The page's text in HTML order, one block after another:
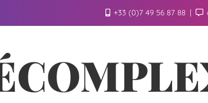
+33 (0)7 49 56 87 88